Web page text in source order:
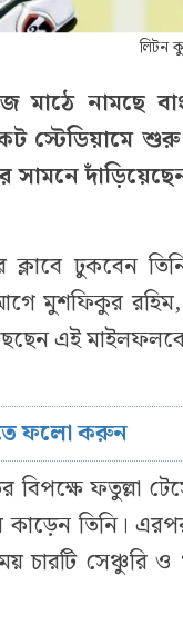
লিটন
মাঠে নামছে
স্টেডিয়ামে
ঢুকবেন
মুশফিকুর
এই
ফলো করুন
বিপক্ষে ফতুল্লা
কাড়েন তিনি।
চারটি সেঞ্চুরি